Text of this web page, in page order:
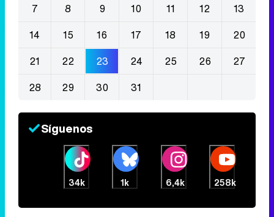
7
8 9 10 11 12
13
14
15 16 17 18 19
20
21
22 23 24 25 26
27
28
29 30 31
Síguenos
34k 1k 6,4k 258k